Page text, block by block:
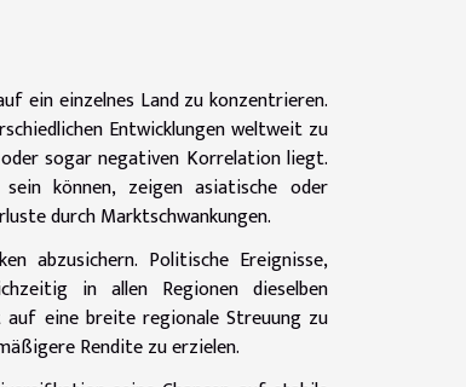
ein einzelnes Land zu konzentrieren.
Entwicklungen weltweit zu
sogar negativen Korrelation liegt.
können, zeigen asiatische oder
durch Marktschwankungen.
abzusichern. Politische Ereignisse,
in allen Regionen dieselben
auf eine breite regionale Streuung zu
Rendite zu erzielen.